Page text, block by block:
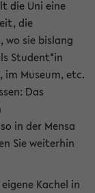
die Uni eine
die
wo sie bislang
Student*in
im Museum, etc.
Das
in der Mensa
Sie weiterhin
Kachel in